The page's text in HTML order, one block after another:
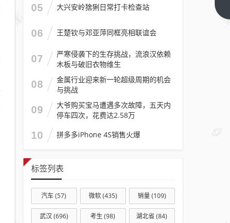
05 大兴安岭猞猁日常打卡检查站
06 王楚钦与邓亚萍同框亮相联谊会
07
严寒侵袭下的生存挑战，流浪汉依赖
木板与破旧衣物维生
08
金属行业迎来新一轮超级周期的机会
与挑战
09
大爷购买宝马遭遇多次故障，五天内
停车四次，花费达2.58万
10 拼多多iPhone 4S销售火爆
标签列表
汽车(57) 微软(435) 销量(109)
武汉 (696) 考生 (98) 湖北省 (84)